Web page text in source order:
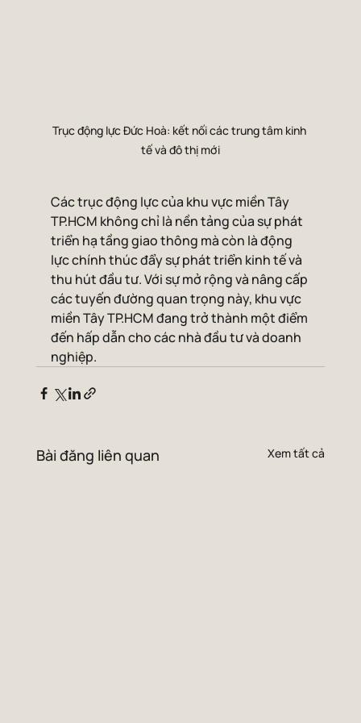
Trục động lực Đức Hoà: kết nối các trung tâm kinh
tế và đô thị mới
Các trục động lực của khu vực miền Tây
TP.HCM không chỉ là nền tảng của sự phát
triển hạ tầng giao thông mà còn là động
lực chính thúc đẩy sự phát triển kinh tế và
thu hút đầu tư. Với sự mở rộng và nâng cấp
các tuyến đường quan trọng này, khu vực
miền Tây TP.HCM đang trở thành một điểm
đến hấp dẫn cho các nhà đầu tư và doanh
nghiệp.
Bài đăng liên quan Xem tất cả